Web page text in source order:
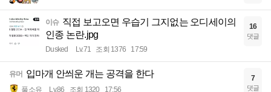
이슈 직접 보고오면 우습기 그지없는 오디세이의
인종 논란.jpg
Dusked Lv.71 조회 1376 17:59
16
댓글
유머 입마개 안씌운 개는 공격을 한다
풀소유 Lv.86 조회 1320 17:56
7
댓글